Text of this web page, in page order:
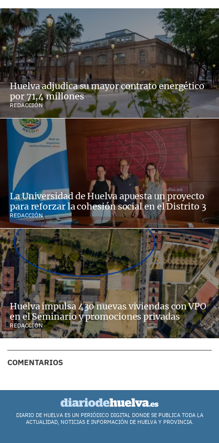
Huelva adjudica su mayor contrato energético
por 71,4 millones
REDACCIÓN
La Universidad de Huelva apuesta un proyecto
para reforzar la cohesión social en el Distrito 3
REDACCIÓN
Huelva impulsa 430 nuevas viviendas con VPO
en el Seminario y promociones privadas
REDACCIÓN
COMENTARIOS
DIARIO DE HUELVA ES UN PERIÓDICO DIGITAL DONDE SE PUBLICA TODA LA
ACTUALIDAD, NOTICIAS E INFORMACIÓN DE HUELVA Y PROVINCIA.